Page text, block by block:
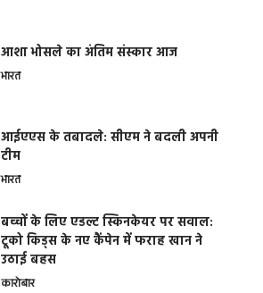
आशा भोसले का अंतिम संस्कार आज
भारत
आईएएस के तबादले: सीएम ने बदली अपनी
टीम
भारत
बच्चों के लिए एडल्ट स्किनकेयर पर सवाल:
टूको किड्स के नए कैंपेन में फराह खान ने
उठाई बहस
कारोबार